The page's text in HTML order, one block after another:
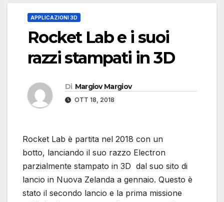
APPLICAZIONI 3D
Rocket Lab e i suoi
razzi stampati in 3D
Di Margiov Margiov
OTT 18, 2018
Rocket Lab è partita nel 2018 con un
botto, lanciando il suo razzo Electron
parzialmente stampato in 3D dal suo sito di
lancio in Nuova Zelanda a gennaio. Questo è
stato il secondo lancio e la prima missione